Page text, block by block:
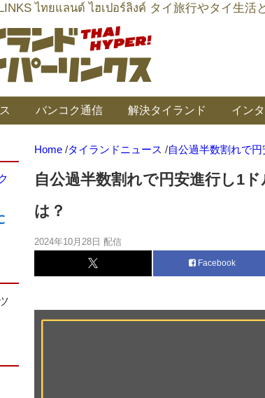
ไทยแลนด์ ไฮเปอร์ลิงค์ タイ旅行やタイ生活
バンコク通信 解決タイランド イン
Home /タイランドニュース /自公過半数割れで
自公過半数割れで円安進行し1
は？
2024年10月28日 配信
Facebook